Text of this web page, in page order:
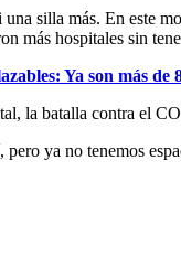
silla más. En este
más hospitales sin
Ya son más
la batalla contra el
pero ya no tenemos